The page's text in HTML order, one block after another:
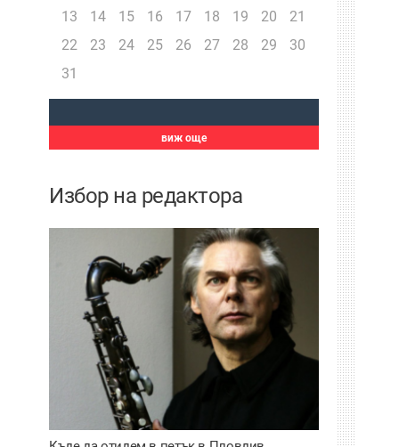
13
14 15 16 17 18 19 20
21
22
23 24 25 26 27 28 29
30
31
виж още
Избор на редактора